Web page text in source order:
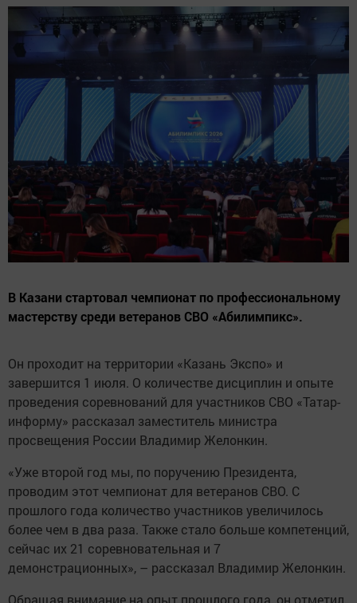
В Казани стартовал чемпионат по профессиональному
мастерству среди ветеранов СВО «Абилимпикс».
Он проходит на территории «Казань Экспо» и
завершится 1 июля. О количестве дисциплин и опыте
проведения соревнований для участников СВО «Татар-
информу» рассказал заместитель министра
просвещения России Владимир Желонкин.
«Уже второй год мы, по поручению Президента,
проводим этот чемпионат для ветеранов СВО. С
прошлого года количество участников увеличилось
более чем в два раза. Также стало больше компетенций,
сейчас их 21 соревновательная и 7
демонстрационных», – рассказал Владимир Желонкин.
Обращая внимание на опыт прошлого года, он отметил,